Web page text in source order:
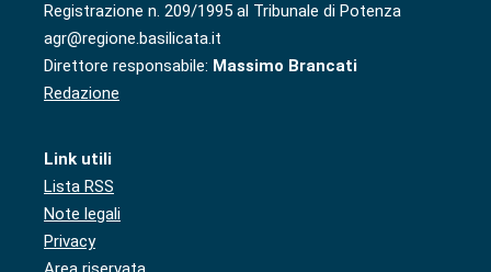
Registrazione n. 209/1995 al Tribunale di Potenza
agr@regione.basilicata.it
Direttore responsabile: Massimo Brancati
Redazione
Link utili
Lista RSS
Note legali
Privacy